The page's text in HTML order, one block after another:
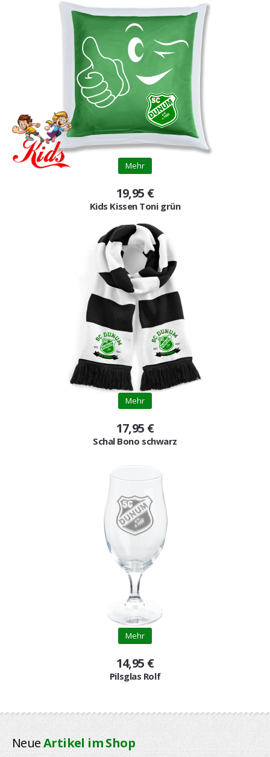
Long Sleeve & Tank Top
Jogging & Shorts
GOODING
KONFIGURATOR
Mehr
19,95 €
Kids Kissen Toni grün
Mehr
17,95 €
Schal Bono schwarz
Mehr
14,95 €
Pilsglas Rolf
NeueArtikel im Shop